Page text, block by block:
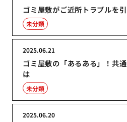
ゴミ屋敷がご近所トラブルを
未分類
ゴミ屋敷の「あるある」！共
は
2025.06.21
未分類
2025.06.20